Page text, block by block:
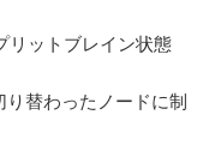
ットブレイン状態
替わったノードに制